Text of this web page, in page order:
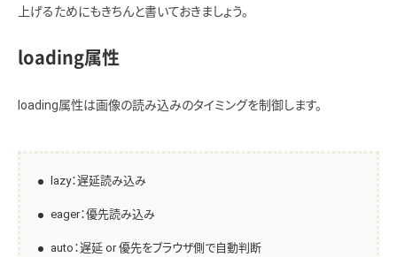
上げるためにもきちんと書いておきましょう。
loading属性
loading属性は画像の読み込みのタイミングを制御します。
lazy：遅延読み込み
eager：優先読み込み
auto：遅延 or 優先をブラウザ側で自動判断